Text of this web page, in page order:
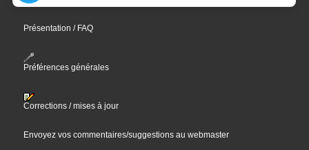
Présentation / FAQ
Préférences générales
Corrections / mises à jour
Envoyez vos commentaires/suggestions au webmaster